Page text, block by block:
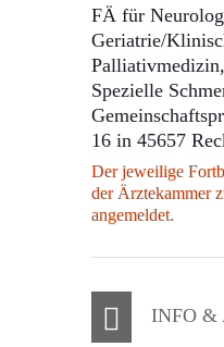
FÄ für
Geriatrie/
Spezielle
16 in 45657
Der jeweilige
der Ärztekammer
angemeldet.
INFO &